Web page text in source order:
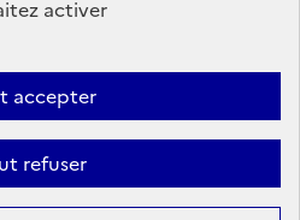
activer
accepter
refuser